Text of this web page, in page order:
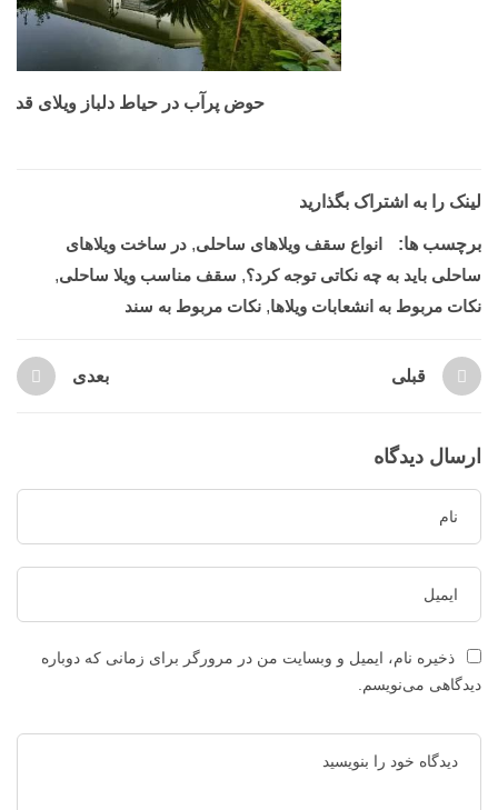
حوض پرآب در حیاط دلباز ویلای
لینک را به اشتراک بگذارید
برچسب ها: انواع سقف ویلاهای ساحلی, در ساخت ویلاهای
ساحلی باید به چه نکاتی توجه کرد؟, سقف مناسب ویلا ساحلی,
نکات مربوط به انشعابات ویلاها, نکات مربوط به سند
قبلی بعدی
ارسال دیدگاه
ذخیره نام، ایمیل و وبسایت من در مرورگر برای زمانی که دوباره
دیدگاهی می‌نویسم.